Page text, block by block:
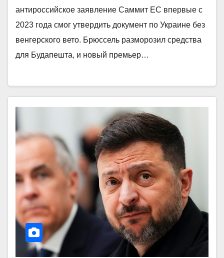
антироссийское заявление Саммит ЕС впервые с
2023 года смог утвердить документ по Украине без
венгерского вето. Брюссель разморозил средства
для Будапешта, и новый премьер…